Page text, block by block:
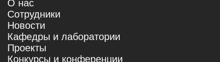
исследовательским Томским государственным
70/00096945 2014 года